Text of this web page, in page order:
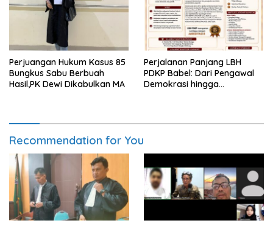
Perjuangan Hukum Kasus 85
Bungkus Sabu Berbuah
Hasil,PK Dewi Dikabulkan MA
Perjalanan Panjang LBH
PDKP Babel: Dari Pengawal
Demokrasi hingga
Recommendation for You